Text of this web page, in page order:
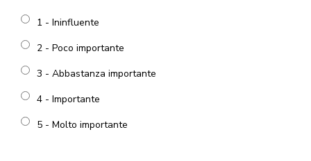
1 - Ininfluente
2 - Poco importante
3 - Abbastanza importante
4 - Importante
5 - Molto importante